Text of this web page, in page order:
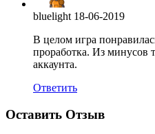
bluelight 18-06-2019
В целом игра
проработка. Из минусов
аккаунта.
Ответить
Оставить Отзыв